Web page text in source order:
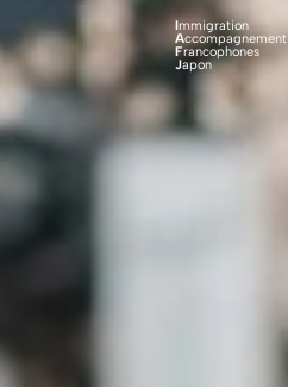
Immigration
Accompagnement
Francophones
Japon